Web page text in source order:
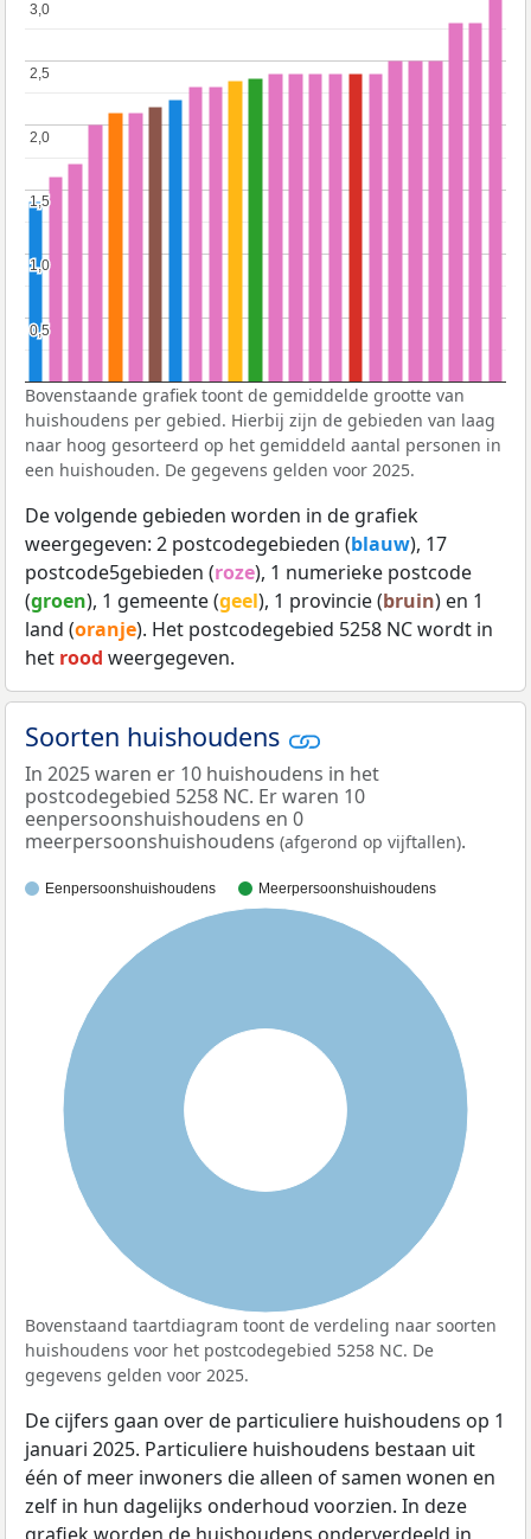
0,5
0,5
1,0
1,0
1,5
1,5
2,0
2,0
2,5
2,5
3,0
3,0
Bovenstaande grafiek toont de gemiddelde grootte van
huishoudens per gebied. Hierbij zijn de gebieden van laag
naar hoog gesorteerd op het gemiddeld aantal personen in
een huishouden. De gegevens gelden voor 2025.
De volgende gebieden worden in de grafiek
weergegeven: 2 postcodegebieden (blauw), 17
postcode5gebieden (roze), 1 numerieke postcode
(groen), 1 gemeente (geel), 1 provincie (bruin) en 1
land (oranje). Het postcodegebied 5258 NC wordt in
het rood weergegeven.
Soorten huishoudens
In 2025 waren er 10 huishoudens in het
postcodegebied 5258 NC. Er waren 10
eenpersoonshuishoudens en 0
meerpersoonshuishoudens (afgerond op vijftallen).
Eenpersoonshuishoudens Meerpersoonshuishoudens
Bovenstaand taartdiagram toont de verdeling naar soorten
huishoudens voor het postcodegebied 5258 NC. De
gegevens gelden voor 2025.
De cijfers gaan over de particuliere huishoudens op 1
januari 2025. Particuliere huishoudens bestaan uit
één of meer inwoners die alleen of samen wonen en
zelf in hun dagelijks onderhoud voorzien. In deze